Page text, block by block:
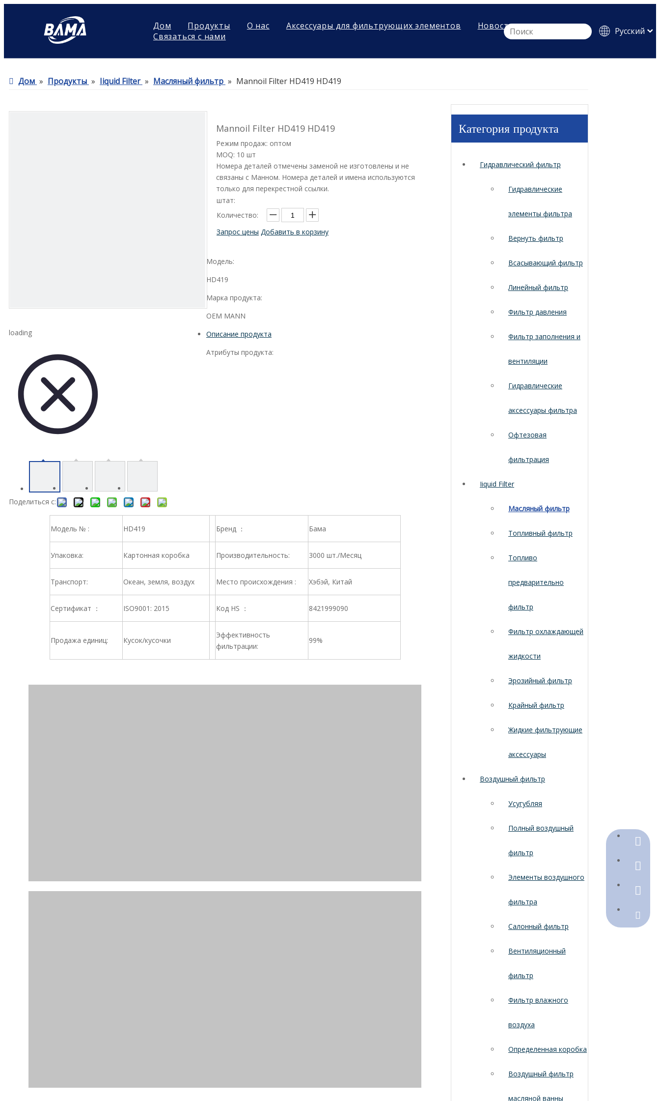
Дом Продукты О нас Аксессуары для фильтрующих элементов
Новости
Связаться с нами
Pусский
Дом » Продукты » Iiquid Filter » Масляный фильтр » Mannoil Filter HD419 HD419
loading
Поделиться с:
Mannoil Filter HD419 HD419
Режим продаж: оптом
MOQ: 10 шт
Номера деталей отмечены заменой не изготовлены и не
связаны с Манном. Номера деталей и имена используются
только для перекрестной ссылки.
штат:
Количество:
Запрос цены Добавить в корзину
Модель:
HD419
Марка продукта:
OEM MANN
Описание продукта
Атрибуты продукта:
Модель № : HD419 Бренд ： Бама
Упаковка: Картонная коробка Производительность: 3000 шт./Месяц
Транспорт: Океан, земля, воздух Место происхождения : Хэбэй, Китай
Сертификат ： ISO9001: 2015 Код HS ： 8421999090
Продажа единиц: Кусок/кусочки
Эффективность
фильтрации:
99%
Категория продукта
Гидравлический фильтр
Гидравлические
элементы фильтра
Вернуть фильтр
Всасывающий фильтр
Линейный фильтр
Фильтр давления
Фильтр заполнения и
вентиляции
Гидравлические
аксессуары фильтра
Офтезовая
фильтрация
Iiquid Filter
Масляный фильтр
Топливный фильтр
Топливо
предварительно
фильтр
Фильтр охлаждающей
жидкости
Эрозийный фильтр
Крайный фильтр
Жидкие фильтрующие
аксессуары
Воздушный фильтр
Усугубляя
Полный воздушный
фильтр
Элементы воздушного
фильтра
Салонный фильтр
Вентиляционный
фильтр
Фильтр влажного
воздуха
Определенная коробка
Воздушный фильтр
масляной ванны
+86-